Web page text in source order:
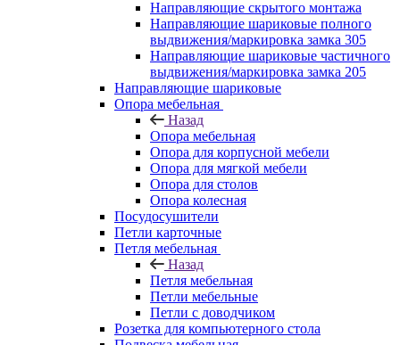
Направляющие скрытого монтажа
Направляющие шариковые полного
выдвижения/маркировка замка 305
Направляющие шариковые частичного
выдвижения/маркировка замка 205
Направляющие шариковые
Опора мебельная
Назад
Опора мебельная
Опора для корпусной мебели
Опора для мягкой мебели
Опора для столов
Опора колесная
Посудосушители
Петли карточные
Петля мебельная
Назад
Петля мебельная
Петли мебельные
Петли с доводчиком
Розетка для компьютерного стола